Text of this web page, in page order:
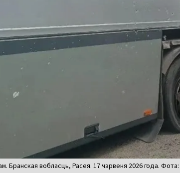
Бранская вобласць, Расея. 17 чэрвеня 2026 года.